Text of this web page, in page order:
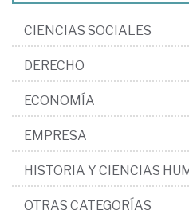
CIENCIAS SOCIALES
DERECHO
ECONOMÍA
EMPRESA
HISTORIA Y CIENCIAS
OTRAS CATEGORÍAS